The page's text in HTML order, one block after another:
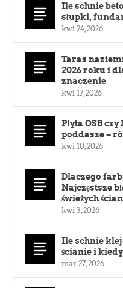
Ile schnie
słupki,
kwi 24, 2026
Taras
2026 roku i
znaczenie
kwi 17, 2026
Płyta OSB
poddasze –
kwi 10, 2026
Dlaczego
Najczęstsze
świeżych ścian
kwi 3, 2026
Ile schnie klej
ścianie i
mar 27, 2026